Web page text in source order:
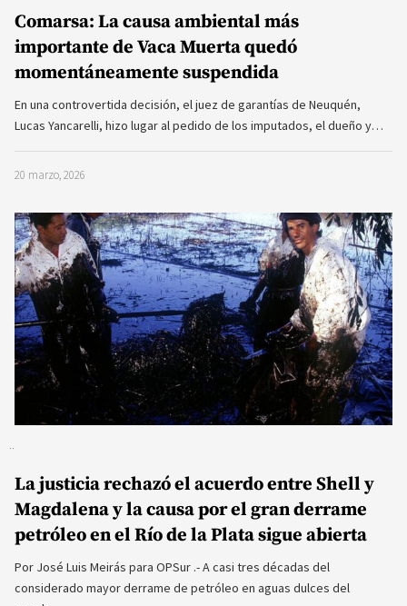
Comarsa: La causa ambiental más
importante de Vaca Muerta quedó
momentáneamente suspendida
En una controvertida decisión, el juez de garantías de Neuquén,
Lucas Yancarelli, hizo lugar al pedido de los imputados, el dueño y…
20 marzo, 2026
La justicia rechazó el acuerdo entre Shell y
Magdalena y la causa por el gran derrame
petróleo en el Río de la Plata sigue abierta
Por José Luis Meirás para OPSur .- A casi tres décadas del
considerado mayor derrame de petróleo en aguas dulces del